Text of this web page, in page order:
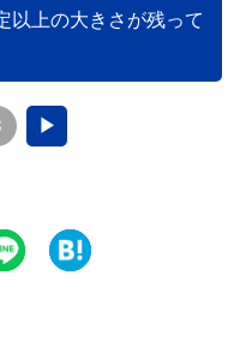
以上の大きさが残って
▶